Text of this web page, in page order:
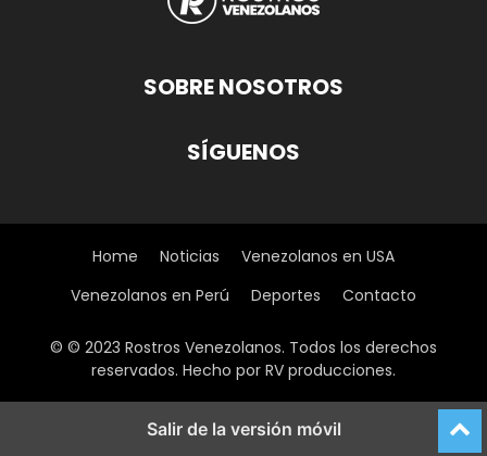
SOBRE NOSOTROS
SÍGUENOS
Home Noticias
Venezolanos en USA
Venezolanos en Perú
Deportes Contacto
© © 2023 Rostros Venezolanos. Todos los derechos
reservados. Hecho por RV producciones.
Salir de la versión móvil